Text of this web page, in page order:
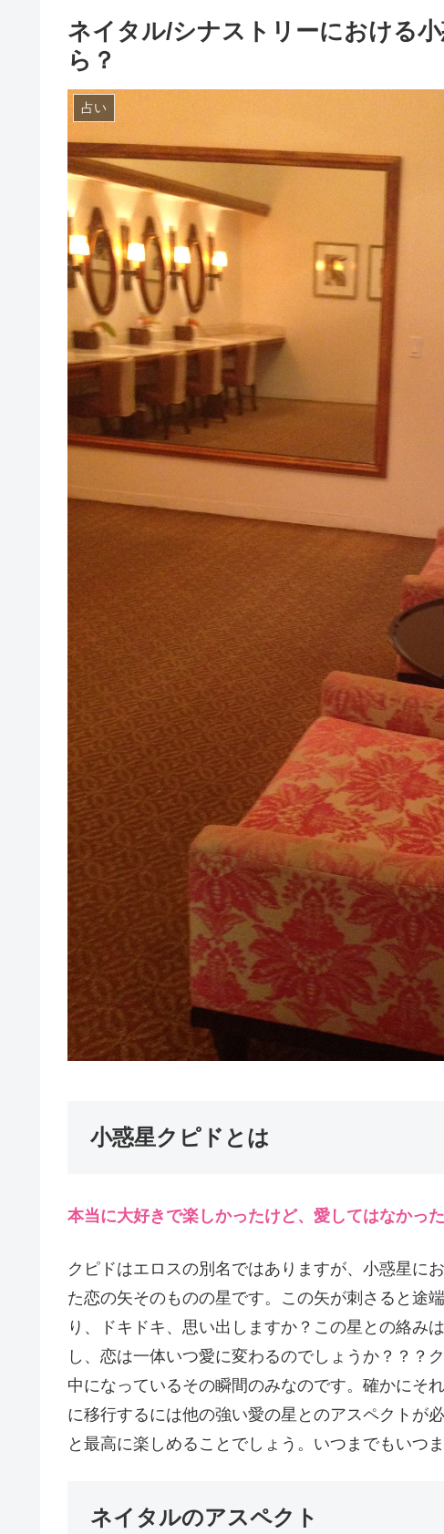
ネイタル/シナストリーにおける
ら？
占い
小惑星クピドとは
本当に大好きで楽しかったけど、愛してはなかった
クピドはエロスの別名ではありますが、小惑星に
た恋の矢そのものの星です。この矢が刺さると途
り、ドキドキ、思い出しますか？この星との絡み
し、恋は一体いつ愛に変わるのでしょうか？？？
中になっているその瞬間のみなのです。確かにそ
に移行するには他の強い愛の星とのアスペクトが
と最高に楽しめることでしょう。いつまでもいつ
ネイタルのアスペクト